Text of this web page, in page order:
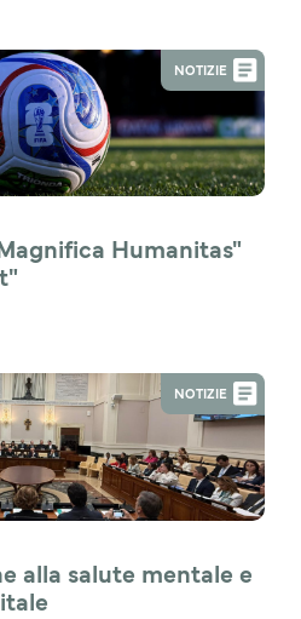
NOTIZIE
Humanitas"
NOTIZIE
alla salute mentale e